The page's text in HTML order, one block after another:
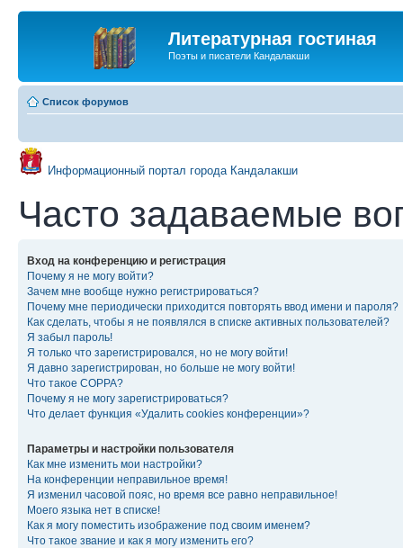
Литературная гостиная
Поэты и писатели Кандалакши
Список форумов
Информационный портал города Кандалакши
Часто задаваемые
Вход на конференцию и регистрация
Почему я не могу войти?
Зачем мне вообще нужно регистрироваться?
Почему мне периодически приходится повторять ввод имени и пароля?
Как сделать, чтобы я не появлялся в списке активных пользователей?
Я забыл пароль!
Я только что зарегистрировался, но не могу войти!
Я давно зарегистрирован, но больше не могу войти!
Что такое COPPA?
Почему я не могу зарегистрироваться?
Что делает функция «Удалить cookies конференции»?
Параметры и настройки пользователя
Как мне изменить мои настройки?
На конференции неправильное время!
Я изменил часовой пояс, но время все равно неправильное!
Моего языка нет в списке!
Как я могу поместить изображение под своим именем?
Что такое звание и как я могу изменить его?